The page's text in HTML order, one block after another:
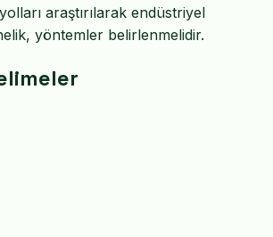
araştırılarak endüstriyel
yöntemler belirlenmelidir.